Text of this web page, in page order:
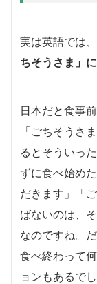
実は英語では
ちそうさま」
日本だと食事
「ごちそうさ
るとそういっ
ずに食べ始め
だきます」「
ばないのは、
なのですね。
食べ終わって
ョンもあるでし